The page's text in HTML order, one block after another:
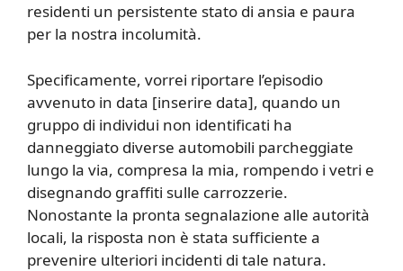
residenti un persistente stato di ansia e paura
per la nostra incolumità.
Specificamente, vorrei riportare l’episodio
avvenuto in data [inserire data], quando un
gruppo di individui non identificati ha
danneggiato diverse automobili parcheggiate
lungo la via, compresa la mia, rompendo i vetri e
disegnando graffiti sulle carrozzerie.
Nonostante la pronta segnalazione alle autorità
locali, la risposta non è stata sufficiente a
prevenire ulteriori incidenti di tale natura.